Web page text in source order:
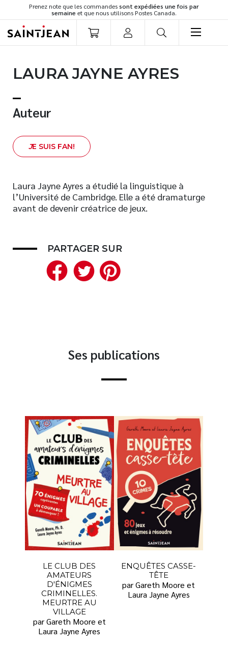
Prenez note que les commandessont expédiées une fois par
semaine et que nous utilisons Postes Canada.
Romans
Développement personnel
Spiritualité
Famille
Témoignages
Vie pratique
Finances
Livres audio
LAURA JAYNE AYRES
Auteur
JE SUIS FAN!
Laura Jayne Ayres a étudié la linguistique à
l’Université de Cambridge. Elle a été dramaturge
avant de devenir créatrice de jeux.
PARTAGER SUR
Facebook
Twitter
Ses publications
LE CLUB DES
AMATEURS
D'ÉNIGMES
CRIMINELLES.
MEURTRE AU
VILLAGE
par Gareth Moore et
Laura Jayne Ayres
ENQUÊTES CASSE-
TÊTE
par Gareth Moore et
Laura Jayne Ayres